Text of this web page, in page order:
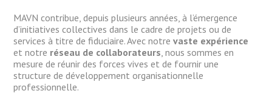
MAVN contribue, depuis plusieurs années, à l’émergence
d’initiatives collectives dans le cadre de projets ou de
services à titre de fiduciaire. Avec notrevaste expérience
et notre réseau de collaborateurs , nous sommes en
mesure de réunir des forces vives et de fournir une
structure de développement organisationnelle
professionnelle.